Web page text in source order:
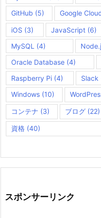
GitHub (5) Google
iOS (3) JavaScript(6)
MySQL (4)
Oracle Database (4)
Raspberry Pi (4) Slack
Windows (10)
コンテナ (3) ブログ(22)
資格 (40)
スポンサーリンク